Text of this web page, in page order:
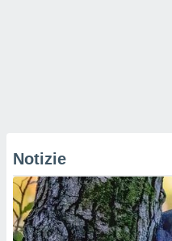
Notizie